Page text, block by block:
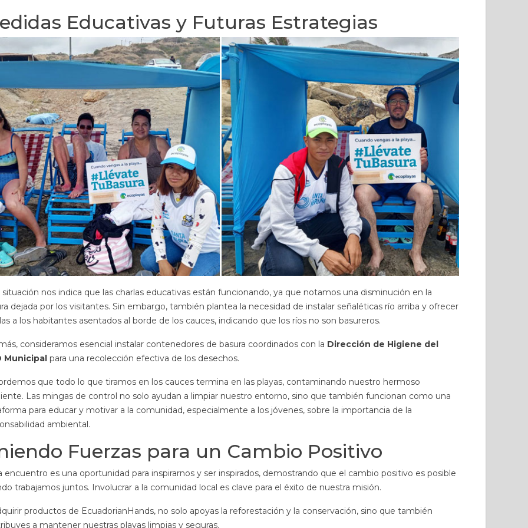
Educativas y Futuras Estrategias
situación nos indica que las charlas educativas están funcionando, ya que notamos una disminución en la
dejada por los visitantes. Sin embargo, también plantea la necesidad de instalar señaléticas río arriba y ofrecer
a los habitantes asentados al borde de los cauces, indicando que los ríos no son basureros.
consideramos esencial instalar contenedores de basura coordinados con la Dirección de Higiene del
Municipal para una recolección efectiva de los desechos.
que todo lo que tiramos en los cauces termina en las playas, contaminando nuestro hermoso
Las mingas de control no solo ayudan a limpiar nuestro entorno, sino que también funcionan como una
para educar y motivar a la comunidad, especialmente a los jóvenes, sobre la importancia de la
ambiental.
Fuerzas para un Cambio Positivo
encuentro es una oportunidad para inspirarnos y ser inspirados, demostrando que el cambio positivo es posible
trabajamos juntos. Involucrar a la comunidad local es clave para el éxito de nuestra misión.
productos de EcuadorianHands, no solo apoyas la reforestación y la conservación, sino que también
a mantener nuestras playas limpias y seguras.